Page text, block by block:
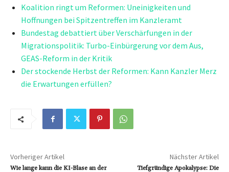
Koalition ringt um Reformen: Uneinigkeiten und
Hoffnungen bei Spitzentreffen im Kanzleramt
Bundestag debattiert über Verschärfungen in der
Migrationspolitik: Turbo-Einbürgerung vor dem Aus,
GEAS-Reform in der Kritik
Der stockende Herbst der Reformen: Kann Kanzler Merz
die Erwartungen erfüllen?
Vorheriger Artikel
Wie lange kann die KI-Blase an der
Nächster Artikel
Tiefgründige Apokalypse: Die